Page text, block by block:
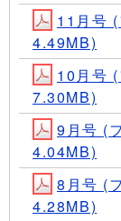
11月号
4.49MB)
10月号
7.30MB)
9月号 (
4.04MB)
8月号 (
4.28MB)